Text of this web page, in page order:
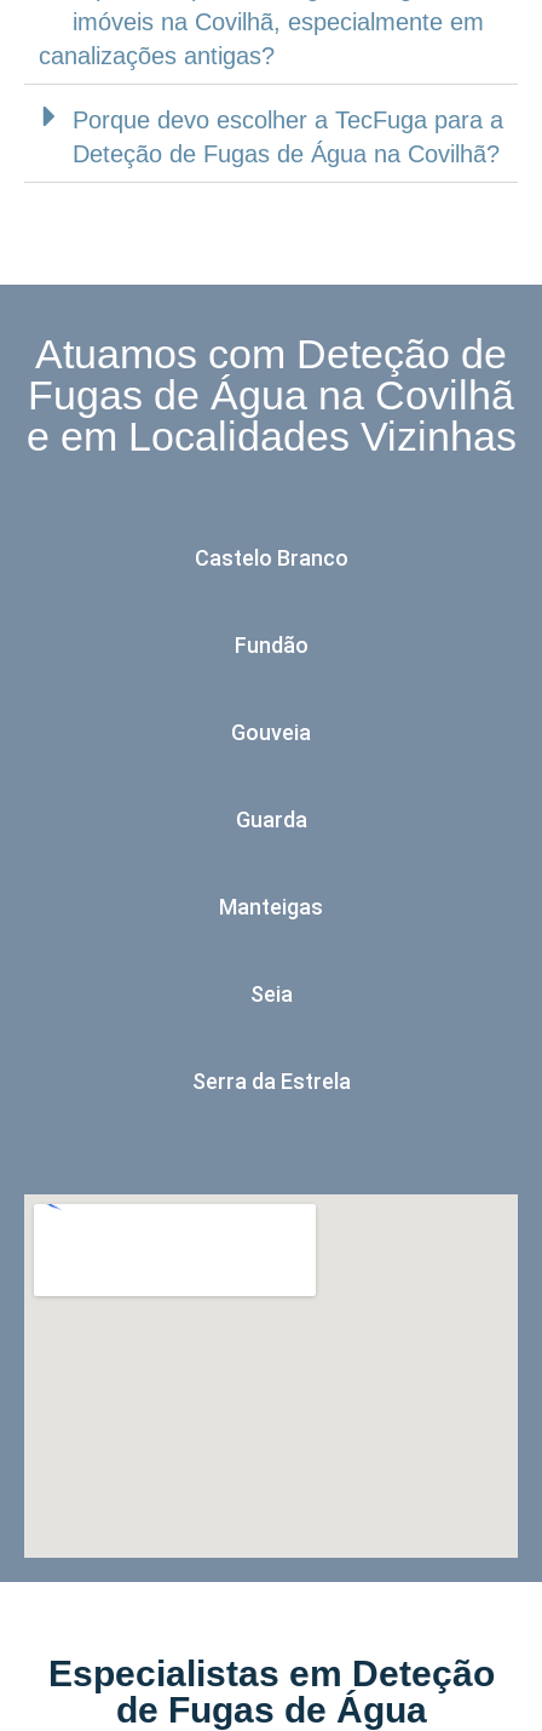
imóveis na Covilhã, especialmente em
canalizações antigas?
Porque devo escolher a TecFuga para a
Deteção de Fugas de Água na Covilhã?
Atuamos com Deteção de
Fugas de Água na Covilhã
e em Localidades Vizinhas
Castelo Branco
Fundão
Gouveia
Guarda
Manteigas
Seia
Serra da Estrela
Especialistas em Deteção
de Fugas de Água